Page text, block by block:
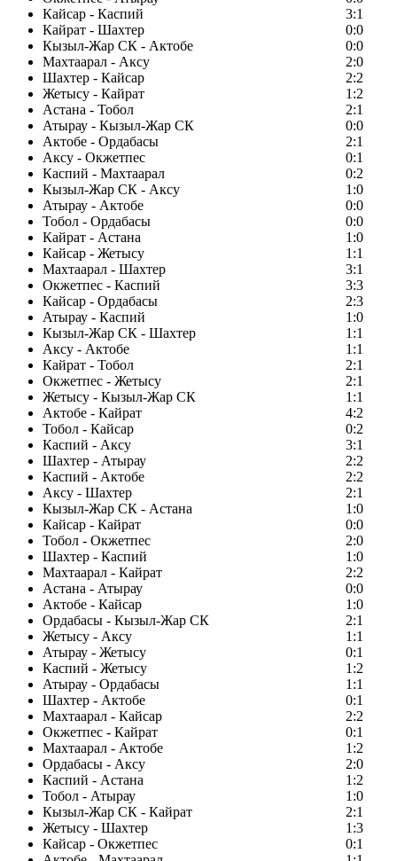
Кайсар - Каспий
3:1
Кайрат - Шахтер
0:0
Кызыл-Жар СК - Актобе
0:0
Махтаарал - Аксу
2:0
Шахтер - Кайсар
2:2
Жетысу - Кайрат
1:2
Астана - Тобол
2:1
Атырау - Кызыл-Жар СК
0:0
Актобе - Ордабасы
2:1
Аксу - Окжетпес
0:1
Каспий - Махтаарал
0:2
Кызыл-Жар СК - Аксу
1:0
Атырау - Актобе
0:0
Тобол - Ордабасы
0:0
Кайрат - Астана
1:0
Кайсар - Жетысу
1:1
Махтаарал - Шахтер
3:1
Окжетпес - Каспий
3:3
Кайсар - Ордабасы
2:3
Атырау - Каспий
1:0
Кызыл-Жар СК - Шахтер
1:1
Аксу - Актобе
1:1
Кайрат - Тобол
2:1
Окжетпес - Жетысу
2:1
Жетысу - Кызыл-Жар СК
1:1
Актобе - Кайрат
4:2
Тобол - Кайсар
0:2
Каспий - Аксу
3:1
Шахтер - Атырау
2:2
Каспий - Актобе
2:2
Аксу - Шахтер
2:1
Кызыл-Жар СК - Астана
1:0
Кайсар - Кайрат
0:0
Тобол - Окжетпес
2:0
Шахтер - Каспий
1:0
Махтаарал - Кайрат
2:2
Астана - Атырау
0:0
Актобе - Кайсар
1:0
Ордабасы - Кызыл-Жар СК
2:1
Жетысу - Аксу
1:1
Атырау - Жетысу
0:1
Каспий - Жетысу
1:2
Атырау - Ордабасы
1:1
Шахтер - Актобе
0:1
Махтаарал - Кайсар
2:2
Окжетпес - Кайрат
0:1
Махтаарал - Актобе
1:2
Ордабасы - Аксу
2:0
Каспий - Астана
1:2
Тобол - Атырау
1:0
Кызыл-Жар СК - Кайрат
2:1
Жетысу - Шахтер
1:3
Кайсар - Окжетпес
0:1